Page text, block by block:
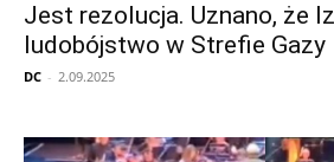
Jest rezolucja. Uznano, że
ludobójstwo w Strefie Gazy
DC - 2.09.2025